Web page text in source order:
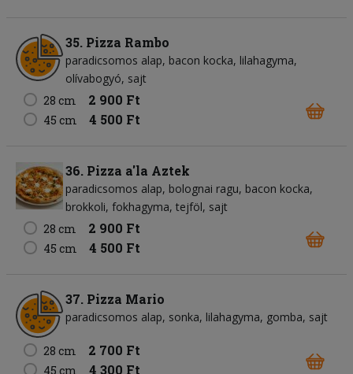
35. Pizza Rambo
paradicsomos alap bacon kocka lilahagyma
olívabogyó sajt
28 cm
2 900 Ft
45 cm 4 500 Ft
36. Pizza a'la Aztek
paradicsomos alap bolognai ragu bacon kocka
brokkoli fokhagyma tejföl sajt
28 cm
2 900 Ft
45 cm 4 500 Ft
37. Pizza Mario
paradicsomos alap sonka lilahagyma gomba sajt
28 cm 2 700 Ft
45 cm 4 300 Ft